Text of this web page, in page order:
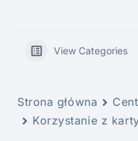
View Categories
Strona główna
Korzystanie z